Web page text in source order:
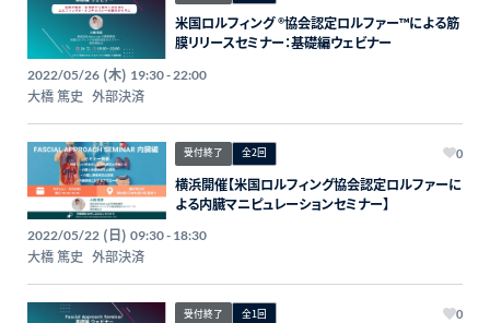
米国ロルフィング ®︎協会認定ロルファー™️による筋
膜リリースセミナー：基礎編ウェビナー
2022/05/26 (木) 19:30 - 22:00
大橋 篤史 外部決済
受付終了 全2回 0
横浜開催【米国ロルフィング協会認定ロルファーに
よる内臓マニピュレーションセミナー】
2022/05/22 (日) 09:30 - 18:30
大橋 篤史 外部決済
受付終了 全1回 0